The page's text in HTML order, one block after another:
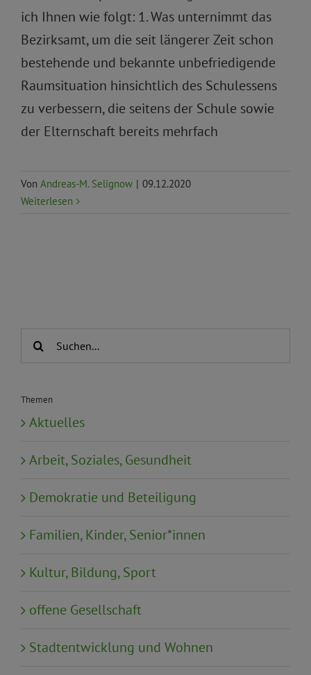
ich Ihnen wie folgt: 1. Was unternimmt das
Bezirksamt, um die seit längerer Zeit schon
bestehende und bekannte unbefriedigende
Raumsituation hinsichtlich des Schulessens
zu verbessern, die seitens der Schule sowie
der Elternschaft bereits mehrfach
Von Andreas-M. Selignow | 09.12.2020
Weiterlesen
Suche
Themen
Aktuelles
Arbeit, Soziales, Gesundheit
Demokratie und Beteiligung
Familien, Kinder, Senior*innen
Kultur, Bildung, Sport
offene Gesellschaft
Stadtentwicklung und Wohnen